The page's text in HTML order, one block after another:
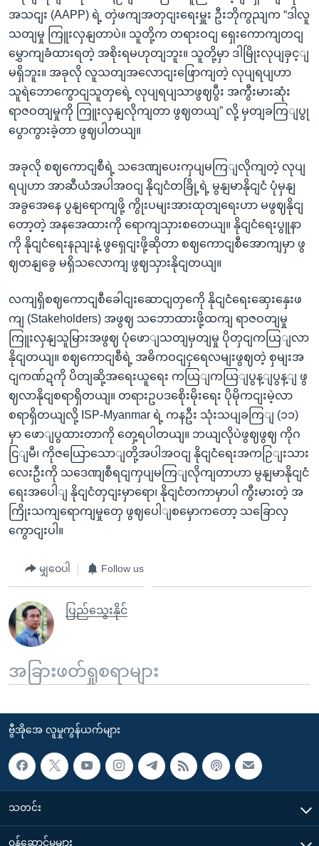
အသငျး (AAPP) ရဲ့ တှဲဖကျအတှငျးရေးမှူး ဦးဘိုကွညျက “ဒါလူ
သတျမှု ကြူးလှနျတာပဲ။ သူတို့က တရားဝငျ ရှေးကောကျတငျ
မွှောကျခံထားရတဲ့ အစိုးရမဟုတျဘူး။ သူတို့မှာ ဒါမြိုးလုပျခှင့ျ
မရှိဘူး။ အခုလို လူသတျအလောငျးဖြောကျတဲ့ လုပျရပျဟာ
သူရဲဘောကွောငျသူတှရေဲ့ လုပျရပျသာဖွဈပွီး အကွီးမားဆုံး
ရာဇဝတျမှုကို ကြူးလှနျလိုကျတာ ဖွဈတယျ” လို့ မှတျခကြျပွု
ပွောကွားခဲ့တာ ဖွဈပါတယျ။
အခုလို စဈကောငျစီရဲ့ သဒေဏျပေးကှပျမကြျလိုကျတဲ့ လုပျ
ရပျဟာ အာဆီယံအပါအဝငျ နိုငျငံတခြို့ရဲ့ မွနျမာနိုငျငံ ပုံမှနျ
အခွအေနေ ပွနျရောကျဖို့ ကွိုးပမျးအားထုတျရေးဟာ မဖွဈနိုငျ
တော့တဲ့ အနအေထားကို ရောကျသှားစတေယျ။ နိုငျငံရေးပွူနာ
ကို နိုငျငံရေးနညျးနဲ့ ဖွရှေငျးဖို့ဆိုတာ စဈကောငျစီအောကျမှာ ဖွ
ဈတနျခွေ မရှိသလောကျ ဖွဈသှားနိုငျတယျ။
လကျရှိစဈကောငျစီခေါငျးဆောငျတှကေို နိုငျငံရေးဆှေးနှေးဖ
ကျ (Stakeholders) အဖွဈ သဘောထားဖို့ထကျ ရာဇဝတျမှု
ကြူးလှနျသူမြားအဖွဈ ပုံဖောျသတျမှတျမှု ပိုတှငျကယြျလာ
နိုငျတယျ။ စဈကောငျစီရဲ့ အဓိကဝငျငှရေလမျးဖွဈတဲ့ စှမျးအ
ငျကဏ်ဍကို ပိတျဆို့အရေးယူရေး ကယြျကယြျပွန့ျပွန့ျ ဖွ
ဈလာနိုငျစရာရှိတယျ။ တရားဥပဒစေိုးမိုးရေး ပိုမိုကငျးမဲ့လာ
စရာရှိတယျလို့ ISP-Myanmar ရဲ့ ကနဦး သုံးသပျခကြျ (၁၁)
မှာ ဖောျပွထားတာကို တှေ့ရပါတယျ။ ဘယျလိုပဲဖွဈဖွဈ ကိုဂ
ငြျမီ၊ ကိုဇယြောသောျတို့အပါအဝငျ နိုငျငံရေးအကဉြျးသား
လေးဦးကို သဒေဏျစီရငျကှပျမကြျလိုကျတာဟာ မွနျမာနိုငျငံ
ရေးအပေါျ နိုငျငံတှငျးမှာရော၊ နိုငျငံတကာမှာပါ ကွီးမားတဲ့ အ
ကြိုးသကျရောကျမှုတှေ ဖွဈပေါျစမှောကတော့ သခြောလှ
ကွောငျးပါ။
မျှဝေပါ Follow us
ပြည်သွေးနိုင်
အခြားဖတ်ရှုစရာများ
ဗွီအိုအေ လူမှုကွန်ယက်များ
သတင်း
၀န်ဆောင်မှုများ